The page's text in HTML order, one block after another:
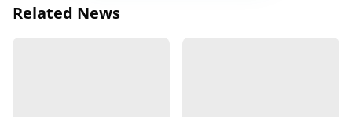
Related News